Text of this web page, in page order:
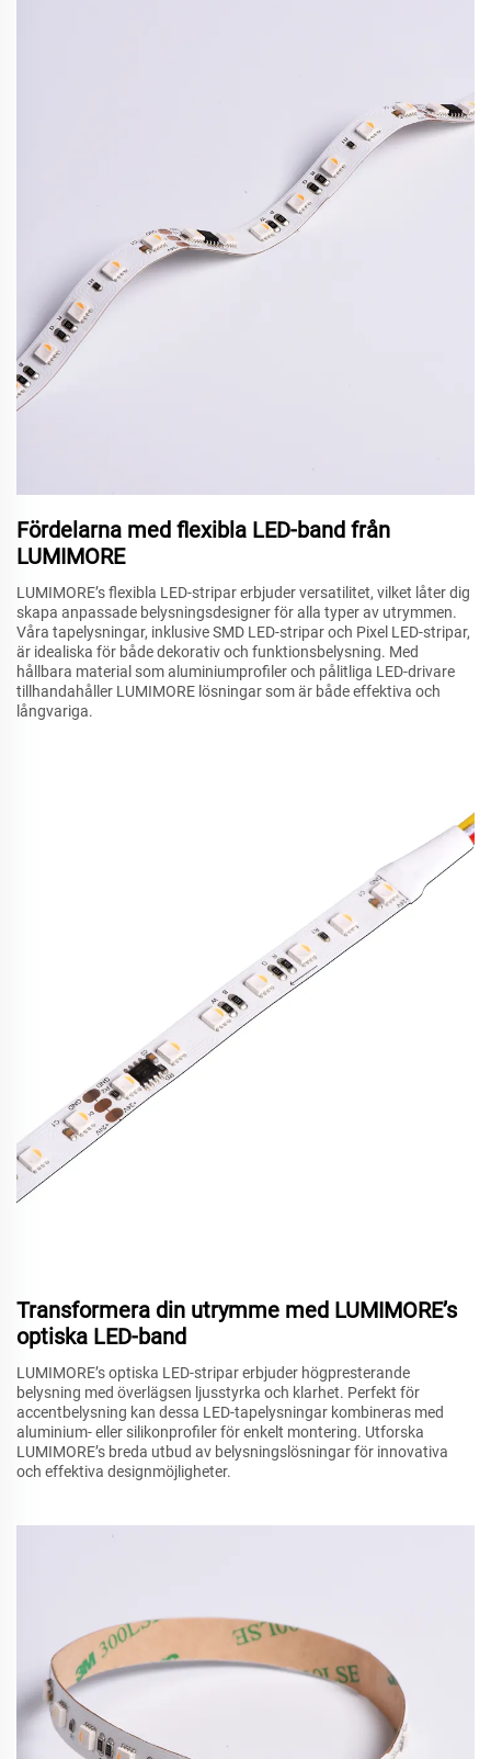
Fördelarna med flexibla LED-band från
LUMIMORE
LUMIMORE’s flexibla LED-stripar erbjuder versatilitet, vilket låter dig
skapa anpassade belysningsdesigner för alla typer av utrymmen.
Våra tapelysningar, inklusive SMD LED-stripar och Pixel LED-stripar,
är idealiska för både dekorativ och funktionsbelysning. Med
hållbara material som aluminiumprofiler och pålitliga LED-drivare
tillhandahåller LUMIMORE lösningar som är både effektiva och
långvariga.
Transformera din utrymme med LUMIMORE’s
optiska LED-band
LUMIMORE’s optiska LED-stripar erbjuder högpresterande
belysning med överlägsen ljusstyrka och klarhet. Perfekt för
accentbelysning kan dessa LED-tapelysningar kombineras med
aluminium- eller silikonprofiler för enkelt montering. Utforska
LUMIMORE’s breda utbud av belysningslösningar för innovativa
och effektiva designmöjligheter.